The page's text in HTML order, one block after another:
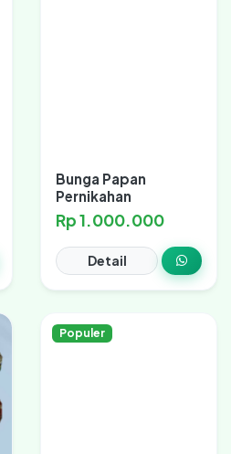
Bunga Papan
Pernikahan
Rp 1.000.000
Detail
Populer